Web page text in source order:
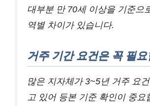
대부분 만 70세 이상을 기준으
역별 차이가 있습니다.
거주 기간 요건은 꼭 필
많은 지자체가 3~5년 거주 요
고 있어 등본 기준 확인이 중요